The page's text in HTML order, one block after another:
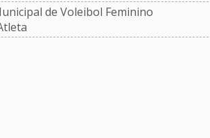
de Voleibol Feminino